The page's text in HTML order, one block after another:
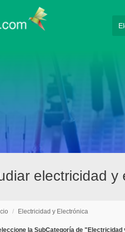
electricidad
/ Electricidad y Electrónica
la SubCategoría de "Electricidad